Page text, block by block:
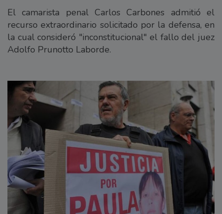
El camarista penal Carlos Carbones admitió el
recurso extraordinario solicitado por la defensa, en
la cual consideró "inconstitucional" el fallo del juez
Adolfo Prunotto Laborde.